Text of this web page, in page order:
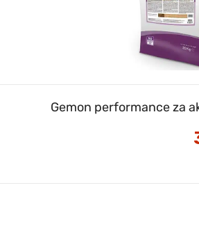
Gemon performance za